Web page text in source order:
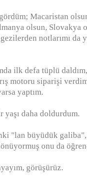
Macaristan
olsun, Slovakya
notlarımı da
ilk defa tüplü
motoru siparişi
yaptım.
daha doldurdum.
"lan büyüdük
onu da
görüşürüz.